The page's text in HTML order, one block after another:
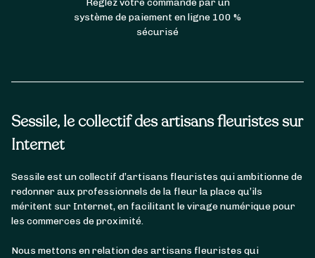
Sessile, le collectif des artisans fleuristes sur
Internet
Sessile est un collectif d’artisans fleuristes qui ambitionne de
redonner aux professionnels de la fleur la place qu’ils
méritent sur Internet, en facilitant le virage numérique pour
les commerces de proximité.
Nous mettons en relation des artisans fleuristes qui
Réglez votre commande par un
système de paiement en ligne 100 %
sécurisé